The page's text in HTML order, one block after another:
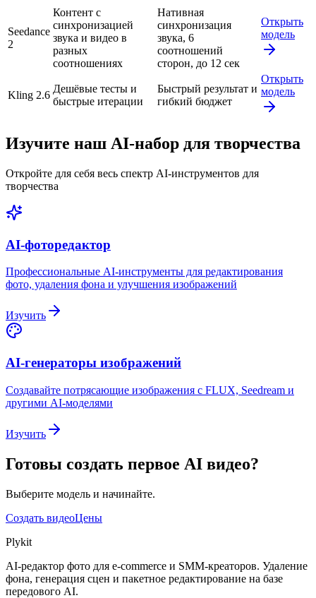
Seedance
2
Контент с
синхронизацией
звука и видео в
разных
соотношениях
Нативная
синхронизация
звука, 6
соотношений
сторон, до 12 сек
Открыть
модель
Kling 2.6
Дешёвые тесты и
быстрые итерации
Быстрый результат и
гибкий бюджет
Открыть
модель
Изучите наш AI-набор для творчества
Откройте для себя весь спектр AI-инструментов для
творчества
AI-фоторедактор
Профессиональные AI-инструменты для редактирования
фото, удаления фона и улучшения изображений
Изучить
AI-генераторы изображений
Создавайте потрясающие изображения с FLUX, Seedream и
другими AI-моделями
Изучить
Готовы создать первое AI видео?
Выберите модель и начинайте.
Создать видеоЦены
Plykit
AI-редактор фото для e-commerce и SMM-креаторов. Удаление
фона, генерация сцен и пакетное редактирование на базе
передового AI.